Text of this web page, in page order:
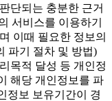
단되는 충분한 근거
서비스를 이용하기
이때 필요한 정보의
파기 절차 및 방법)
목적 달성 등 개인정
해당 개인정보를 파
정보 보유기간이 경